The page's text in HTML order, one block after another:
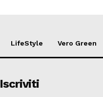
LifeStyle Vero Green
Iscriviti